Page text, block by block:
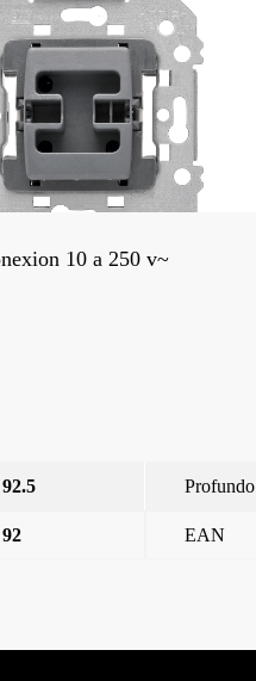
10 a 250 v~
92.5 Profundo
92 EAN